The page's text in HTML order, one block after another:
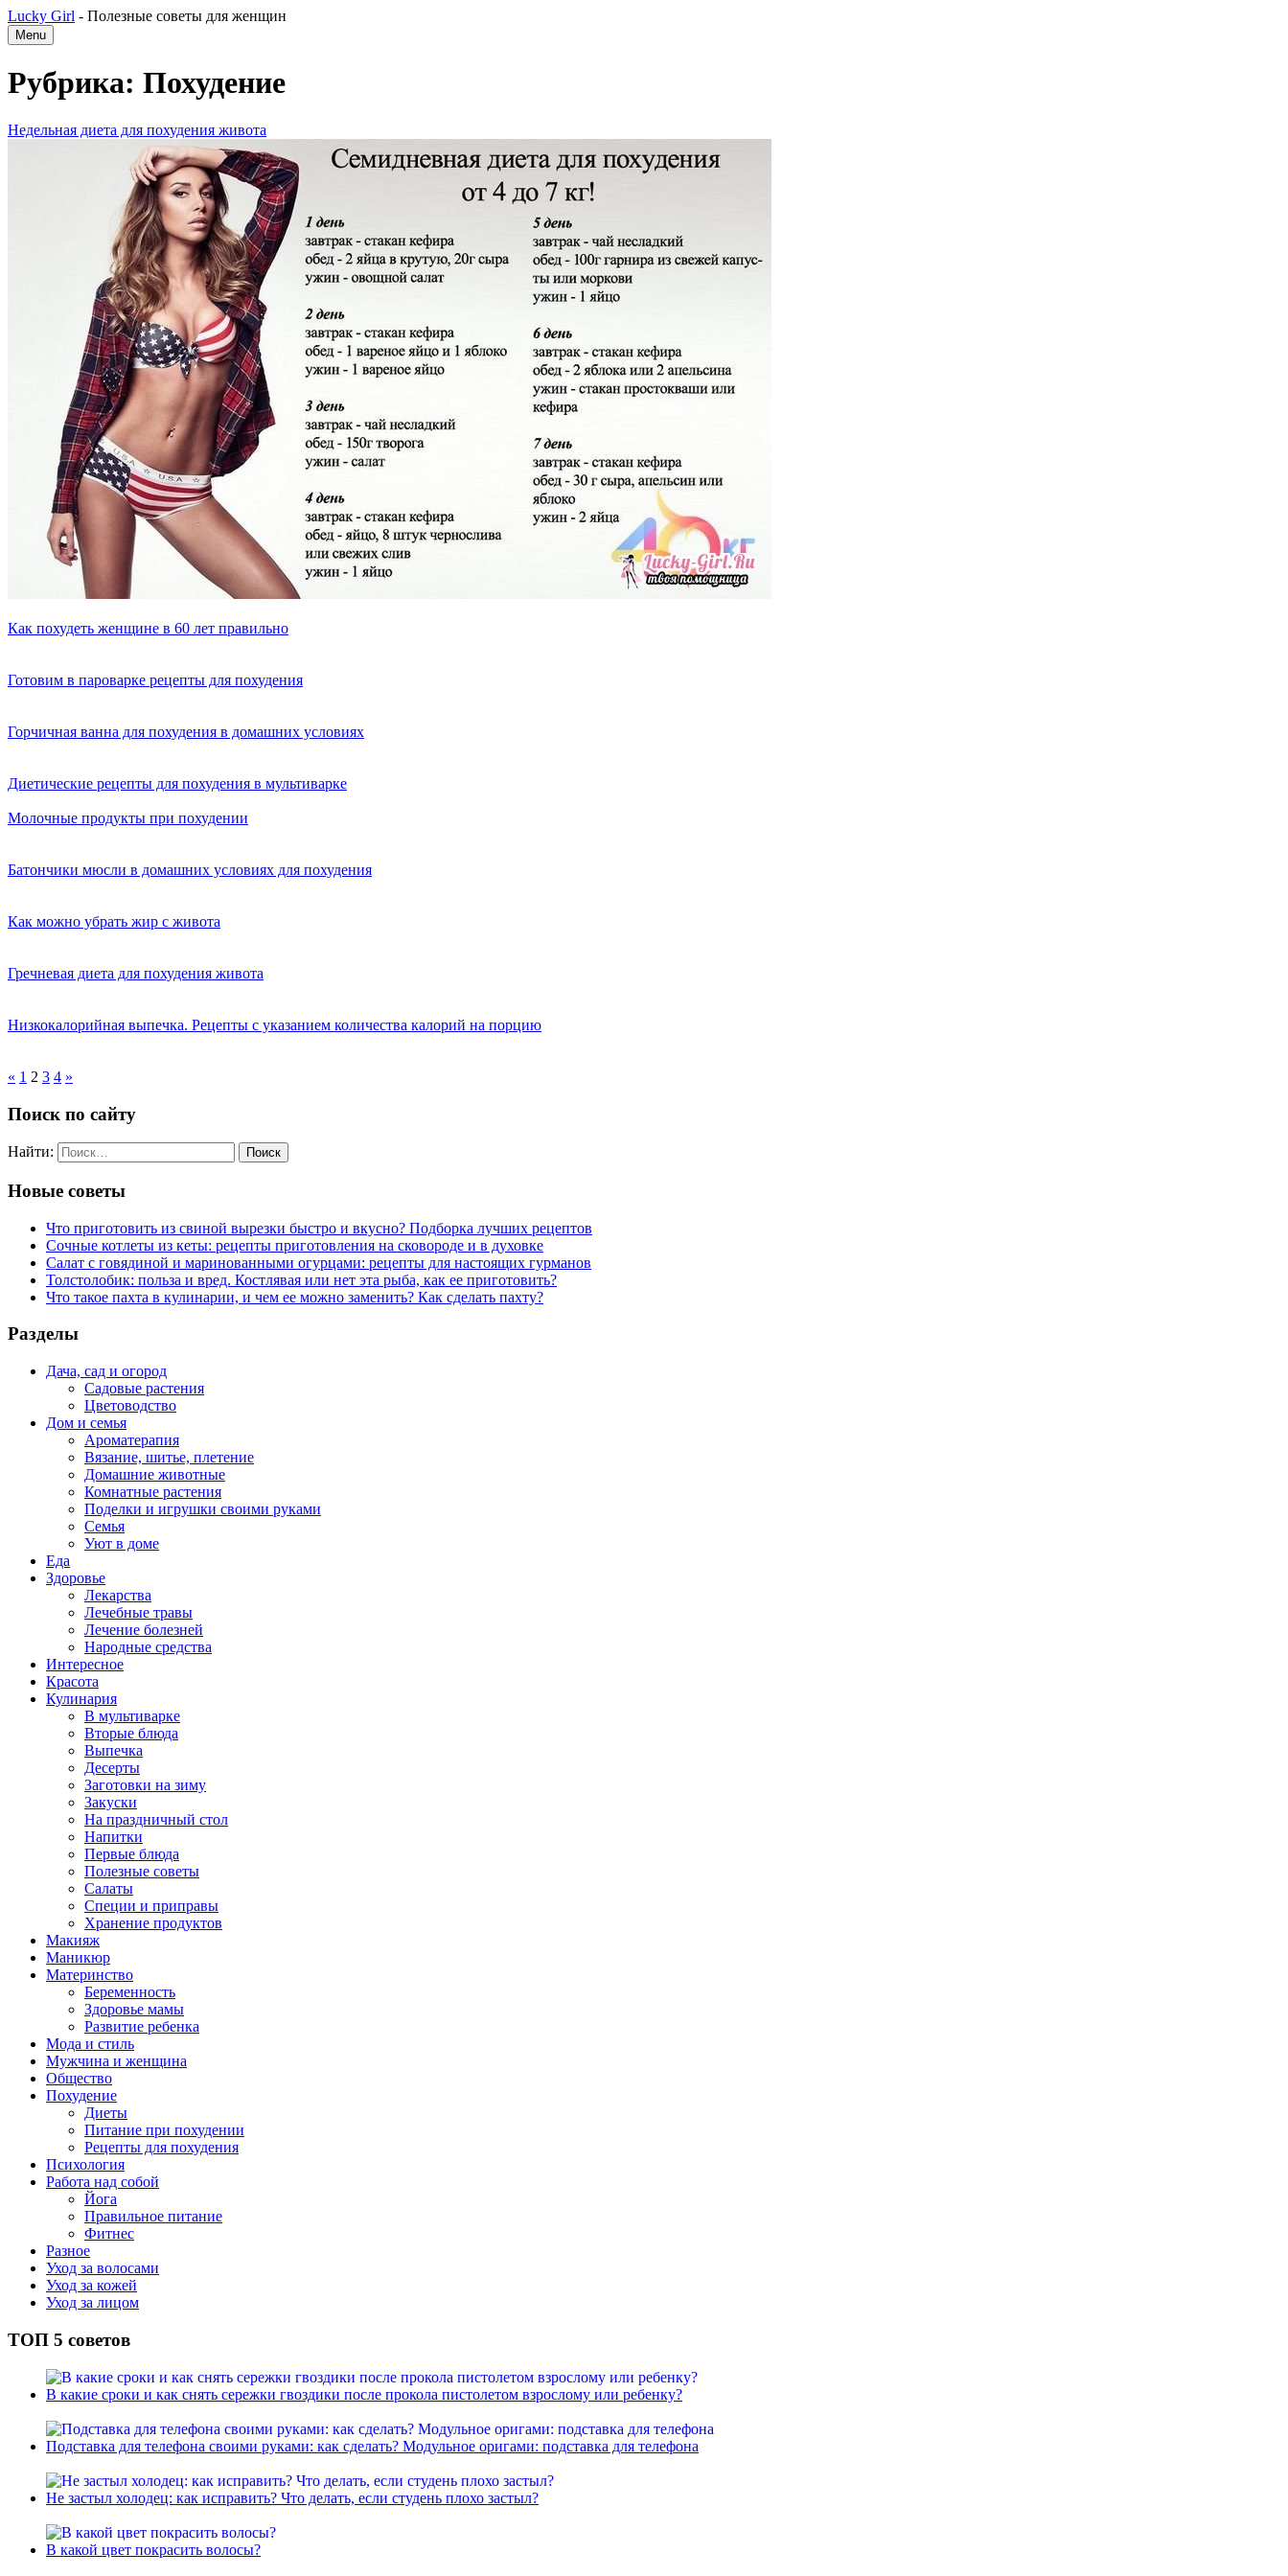
Lucky Girl - Полезные советы для женщин
Menu
Рубрика: Похудение
Недельная диета для похудения живота
Как похудеть женщине в 60 лет правильно
Готовим в пароварке рецепты для похудения
Горчичная ванна для похудения в домашних условиях
Диетические рецепты для похудения в мультиварке
Молочные продукты при похудении
Батончики мюсли в домашних условиях для похудения
Как можно убрать жир с живота
Гречневая диета для похудения живота
Низкокалорийная выпечка. Рецепты с указанием количества калорий на порцию
« 1 2 3 4 »
Поиск по сайту
Найти:
Новые советы
Что приготовить из свиной вырезки быстро и вкусно? Подборка лучших рецептов
Сочные котлеты из кеты: рецепты приготовления на сковороде и в духовке
Салат с говядиной и маринованными огурцами: рецепты для настоящих гурманов
Толстолобик: польза и вред. Костлявая или нет эта рыба, как ее приготовить?
Что такое пахта в кулинарии, и чем ее можно заменить? Как сделать пахту?
Разделы
Дача, сад и огород
Садовые растения
Цветоводство
Дом и семья
Ароматерапия
Вязание, шитье, плетение
Домашние животные
Комнатные растения
Поделки и игрушки своими руками
Семья
Уют в доме
Еда
Здоровье
Лекарства
Лечебные травы
Лечение болезней
Народные средства
Интересное
Красота
Кулинария
В мультиварке
Вторые блюда
Выпечка
Десерты
Заготовки на зиму
Закуски
На праздничный стол
Напитки
Первые блюда
Полезные советы
Салаты
Специи и приправы
Хранение продуктов
Макияж
Маникюр
Материнство
Беременность
Здоровье мамы
Развитие ребенка
Мода и стиль
Мужчина и женщина
Общество
Похудение
Диеты
Питание при похудении
Рецепты для похудения
Психология
Работа над собой
Йога
Правильное питание
Фитнес
Разное
Уход за волосами
Уход за кожей
Уход за лицом
ТОП 5 советов
В какие сроки и как снять сережки гвоздики после прокола пистолетом взрослому или ребенку?
Подставка для телефона своими руками: как сделать? Модульное оригами: подставка для телефона
Не застыл холодец: как исправить? Что делать, если студень плохо застыл?
В какой цвет покрасить волосы?